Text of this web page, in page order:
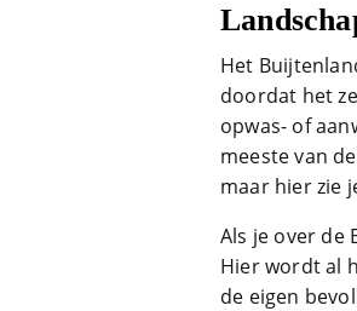
Het
doordat het
opwas- of
meeste van
maar hier zie
Als je over de
Hier wordt al
de eigen